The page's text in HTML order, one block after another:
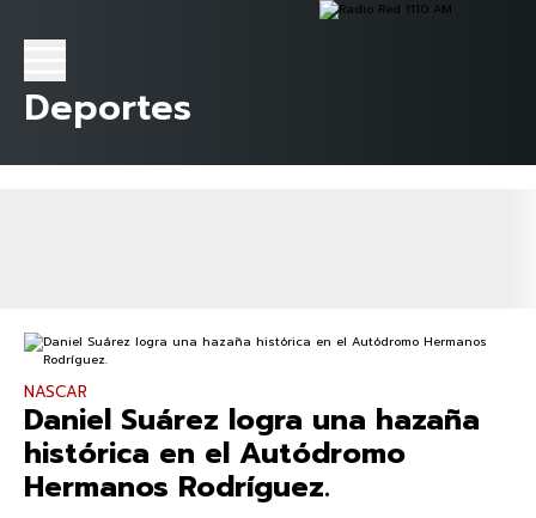
Deportes
NASCAR
Daniel Suárez logra una hazaña
histórica en el Autódromo
Hermanos Rodríguez.